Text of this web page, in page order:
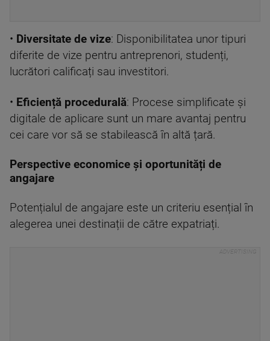
• Diversitate de vize: Disponibilitatea unor tipuri
diferite de vize pentru antreprenori, studenți,
lucrători calificați sau investitori.
• Eficiență procedurală: Procese simplificate și
digitale de aplicare sunt un mare avantaj pentru
cei care vor să se stabilească în altă țară.
Perspective economice și oportunități de
angajare
Potențialul de angajare este un criteriu esențial în
alegerea unei destinații de către expatriați.